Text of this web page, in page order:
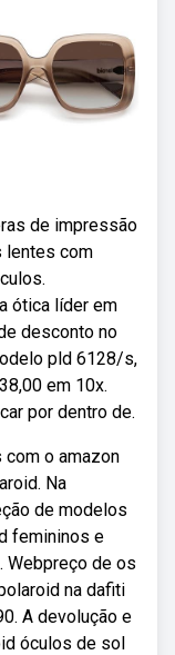
de impressão
lentes com
ótica líder em
desconto no
pld 6128/s,
em 10x.
por dentro de.
o amazon
Na
de modelos
femininos e
Webpreço de os
na dafiti
A devolução e
óculos de sol